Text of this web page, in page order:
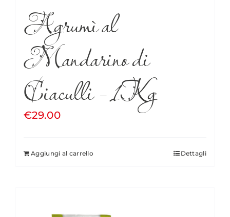
Agrumì al
Mandarino di
Ciaculli – 1Kg
€29.00
Aggiungi al carrello Dettagli